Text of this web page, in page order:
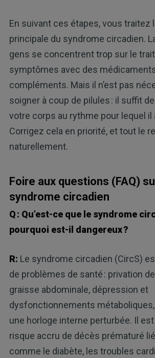
En suivant ces étapes, vous traitez
principale du syndrome circadien.
gens se concentrent trop sur le
symptômes avec des
compléments. Mais il n’est pas
soigner à coup de pilules : il suffit
votre corps au rythme pour lequel il
Corrigez cela en priorité, et tout le
naturellement.
Foire aux questions (FAQ)
syndrome circadien
Q : Qu’est-ce que le syndrome
pourquoi est-il dangereux ?
R: Le syndrome circadien (CircS)
de problèmes de santé : privation
graisse abdominale, dépression et
dysfonctionnements
une horloge interne perturbée. Il
risque accru de décès prématuré
comme le diabète, les troubles